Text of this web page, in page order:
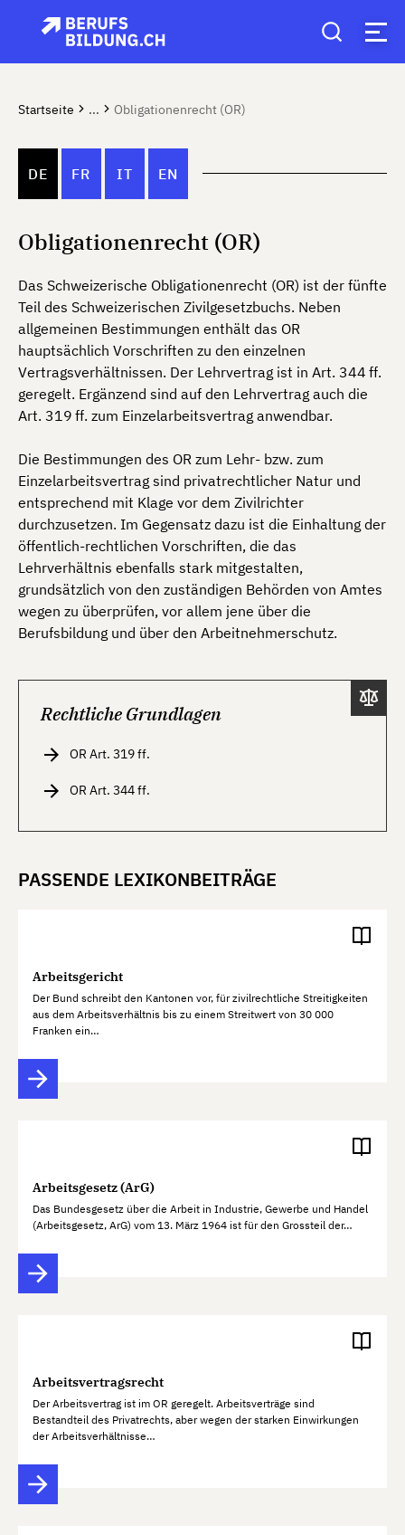
Startseite ... Obligationenrecht (OR)
DE FR IT EN
Obligationenrecht (OR)
Das Schweizerische Obligationenrecht (OR) ist der fünfte
Teil des Schweizerischen Zivilgesetzbuchs. Neben
allgemeinen Bestimmungen enthält das OR
hauptsächlich Vorschriften zu den einzelnen
Vertragsverhältnissen. Der Lehrvertrag ist in Art. 344 ff.
geregelt. Ergänzend sind auf den Lehrvertrag auch die
Art. 319 ff. zum Einzelarbeitsvertrag anwendbar.
Die Bestimmungen des OR zum Lehr- bzw. zum
Einzelarbeitsvertrag sind privatrechtlicher Natur und
entsprechend mit Klage vor dem Zivilrichter
durchzusetzen. Im Gegensatz dazu ist die Einhaltung der
öffentlich-rechtlichen Vorschriften, die das
Lehrverhältnis ebenfalls stark mitgestalten,
grundsätzlich von den zuständigen Behörden von Amtes
wegen zu überprüfen, vor allem jene über die
Berufsbildung und über den Arbeitnehmerschutz.
Rechtliche Grundlagen
OR Art. 319 ff.
OR Art. 344 ff.
PASSENDE LEXIKONBEITRÄGE
Arbeitsgericht
Der Bund schreibt den Kantonen vor, für zivilrechtliche Streitigkeiten
aus dem Arbeitsverhältnis bis zu einem Streitwert von 30 000
Franken ein…
Arbeitsgesetz (ArG)
Das Bundesgesetz über die Arbeit in Industrie, Gewerbe und Handel
(Arbeitsgesetz, ArG) vom 13. März 1964 ist für den Grossteil der…
Arbeitsvertragsrecht
Der Arbeitsvertrag ist im OR geregelt. Arbeitsverträge sind
Bestandteil des Privatrechts, aber wegen der starken Einwirkungen
der Arbeitsverhältnisse…